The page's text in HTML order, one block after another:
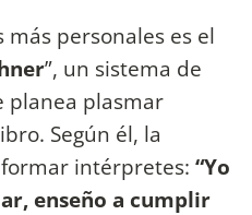
personales es el
”, un sistema de
planea plasmar
Según él, la
intérpretes: “Yo
enseño a cumplir